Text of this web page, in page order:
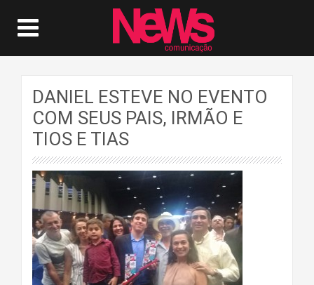
DANIEL ESTEVE NO EVENTO
COM SEUS PAIS, IRMÃO E
TIOS E TIAS